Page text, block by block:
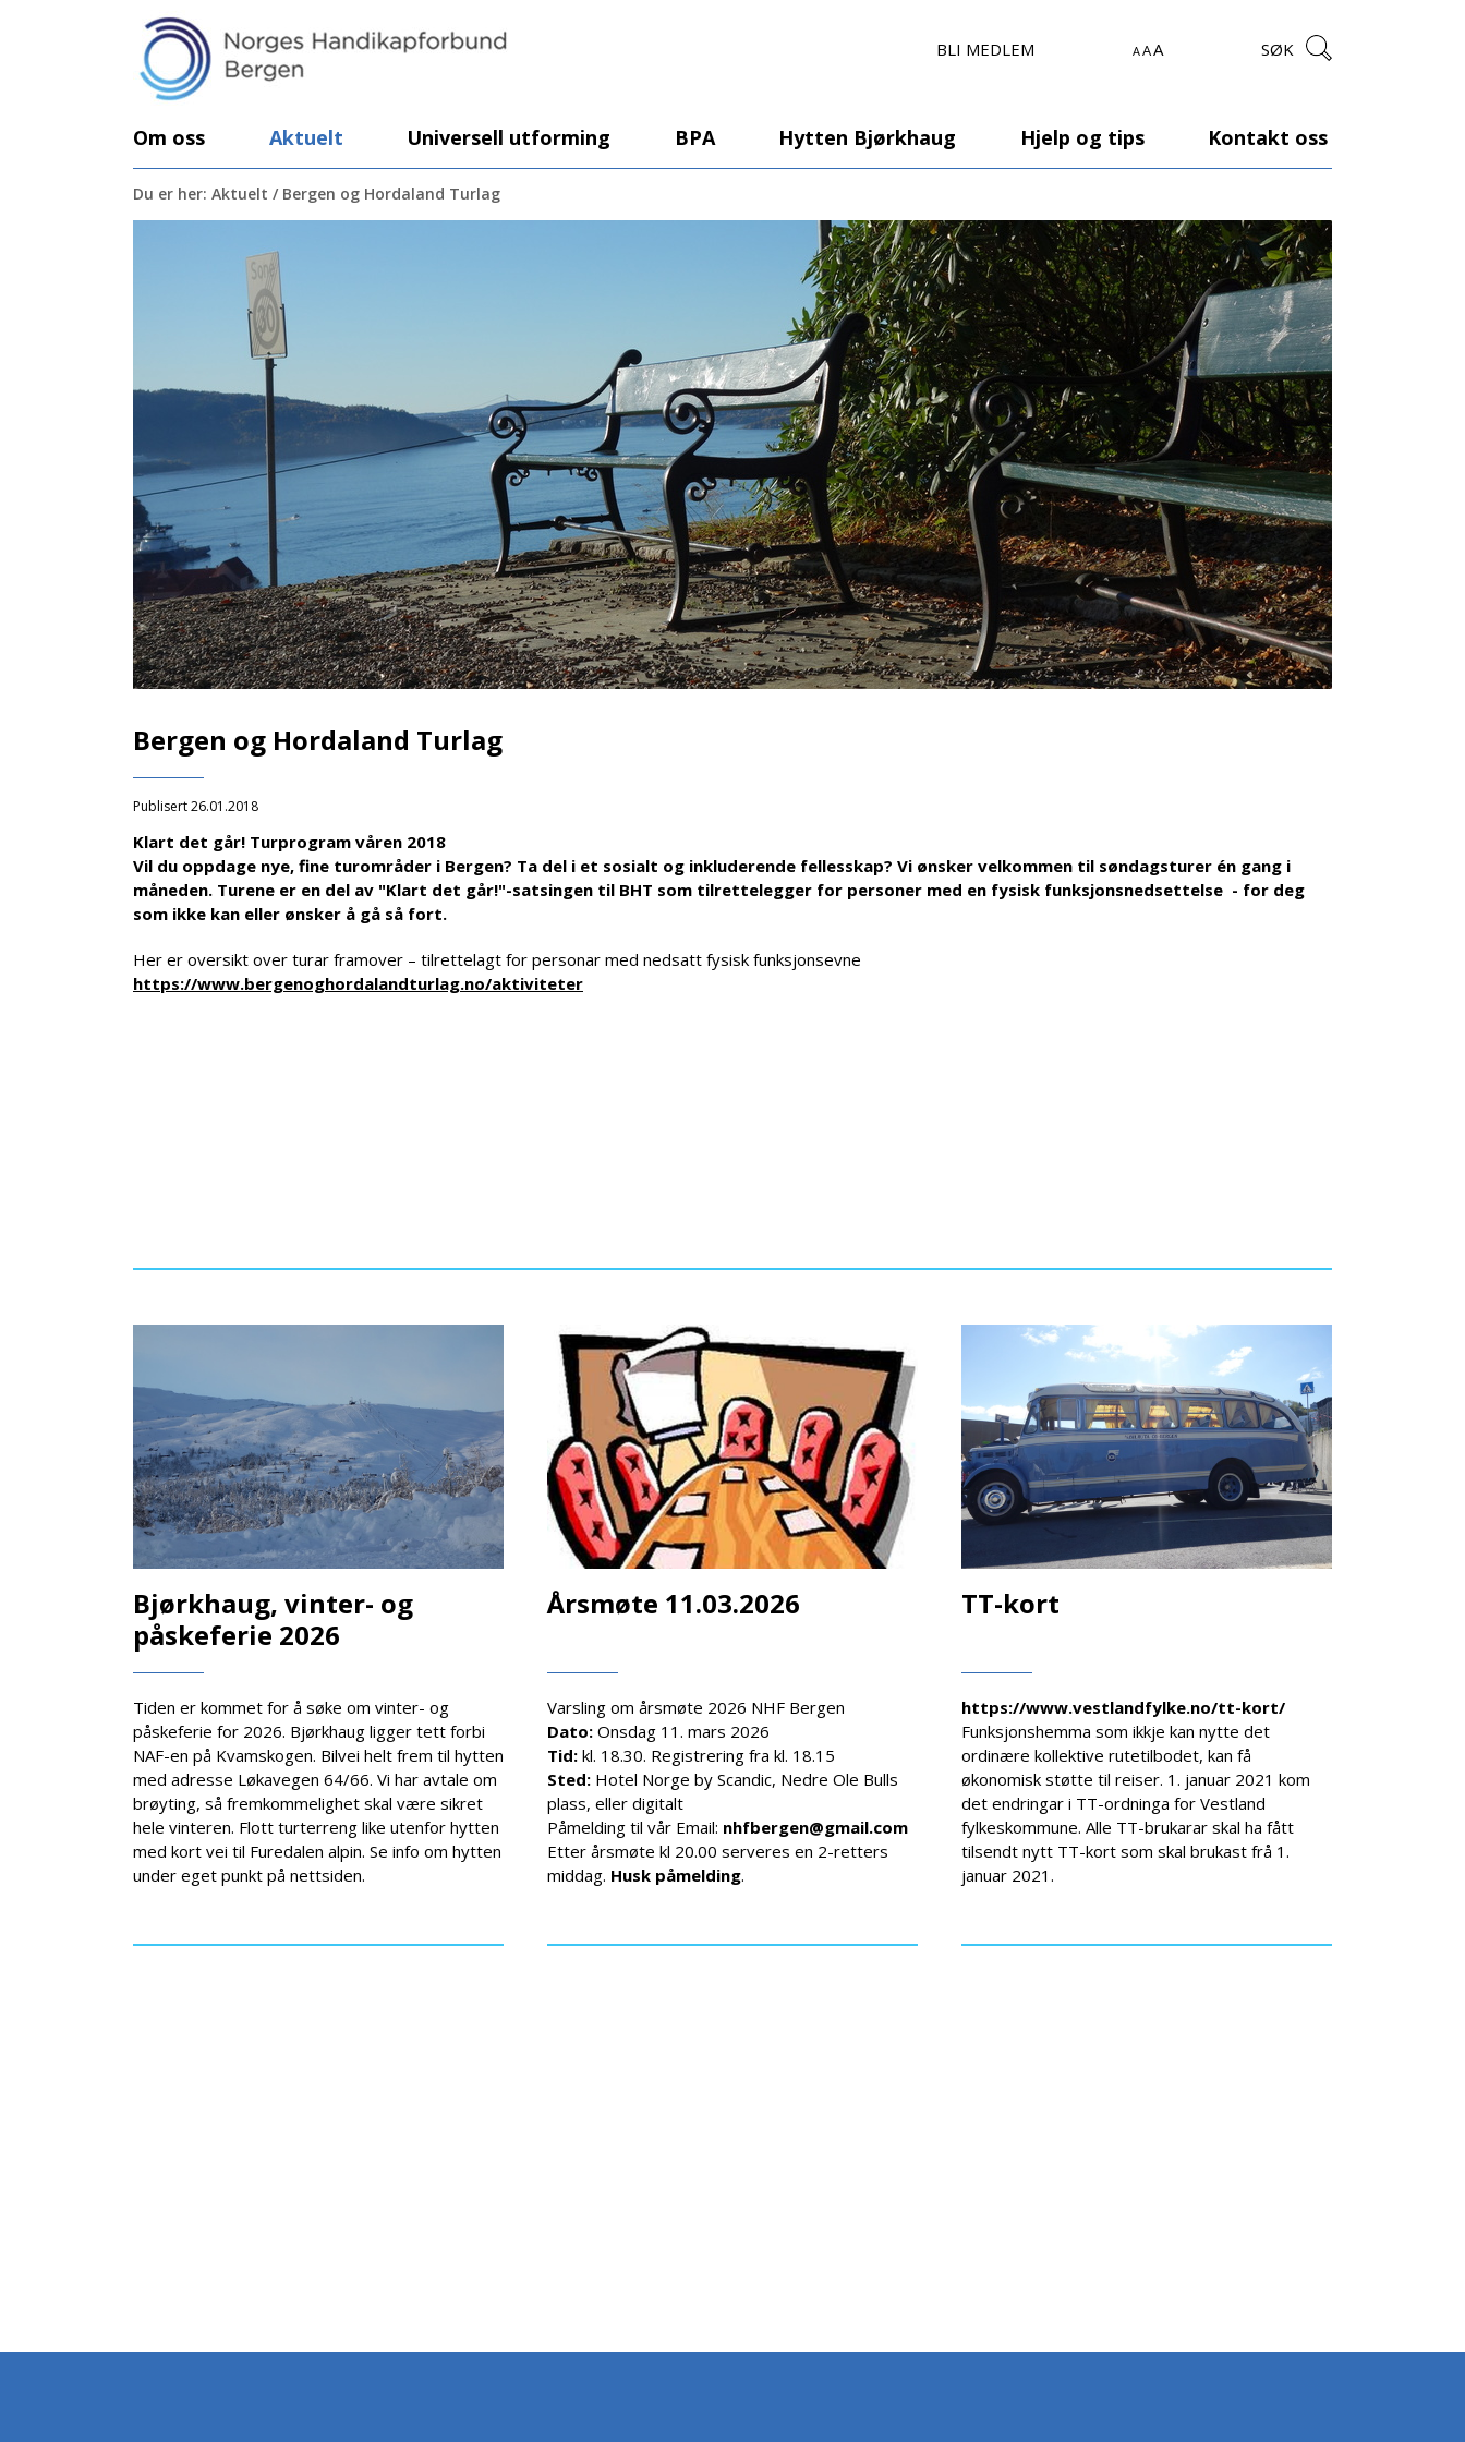
Om oss Aktuelt Universell utforming BPA Hytten Bjørkhaug Hjelp og tips Kontakt oss
SØK
AAA
BLI MEDLEM
Du er her: Aktuelt / Bergen og Hordaland Turlag
Bergen og Hordaland Turlag
Publisert 26.01.2018
Klart det går! Turprogram våren 2018
Vil du oppdage nye, fine turområder i Bergen? Ta del i et sosialt og inkluderende fellesskap? Vi ønsker velkommen til søndagsturer én gang i
måneden. Turene er en del av "Klart det går!"-satsingen til BHT som tilrettelegger for personer med en fysisk funksjonsnedsettelse - for deg
som ikke kan eller ønsker å gå så fort.
Her er oversikt over turar framover – tilrettelagt for personar med nedsatt fysisk funksjonsevne
https://www.bergenoghordalandturlag.no/aktiviteter
Bjørkhaug, vinter- og
påskeferie 2026
Tiden er kommet for å søke om vinter- og
påskeferie for 2026. Bjørkhaug ligger tett forbi
NAF-en på Kvamskogen. Bilvei helt frem til hytten
med adresse Løkavegen 64/66. Vi har avtale om
brøyting, så fremkommelighet skal være sikret
hele vinteren. Flott turterreng like utenfor hytten
med kort vei til Furedalen alpin. Se info om hytten
under eget punkt på nettsiden.
Årsmøte 11.03.2026
Varsling om årsmøte 2026 NHF Bergen
Dato:Onsdag 11. mars 2026
Tid:kl. 18.30. Registrering fra kl. 18.15
Sted:Hotel Norge by Scandic, Nedre Ole Bulls
plass, eller digitalt
Påmelding til vår Email: nhfbergen@gmail.com
Etter årsmøte kl 20.00 serveres en 2-retters
middag. Husk påmelding.
TT-kort
https://www.vestlandfylke.no/tt-kort/
Funksjonshemma som ikkje kan nytte det
ordinære kollektive rutetilbodet, kan få
økonomisk støtte til reiser. 1. januar 2021 kom
det endringar i TT-ordninga for Vestland
fylkeskommune. Alle TT-brukarar skal ha fått
tilsendt nytt TT-kort som skal brukast frå 1.
januar 2021.